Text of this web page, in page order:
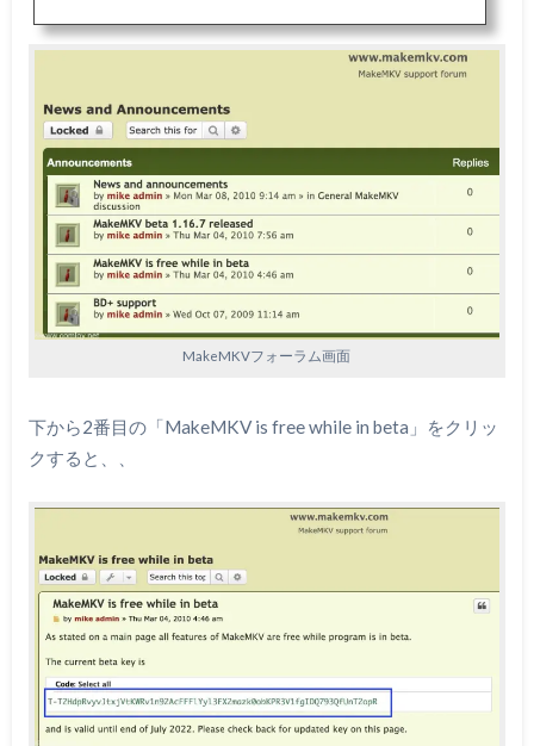
MakeMKVフォーラム画面
下から2番目の「MakeMKV is free while in beta」をクリッ
クすると、、